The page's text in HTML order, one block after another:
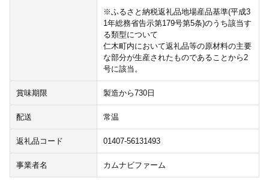
※ふるさと納税返礼品地場産品基準(平成3
1年総務省告示第179号第5条)のうち該当す
る類型について
仁木町内において返礼品等の原材料の主要
な部分が生産されたものであることから2
号に該当。
賞味期限 製造から730日
配送 常温
返礼品コード 01407-56131493
事業者名 カムナビファーム